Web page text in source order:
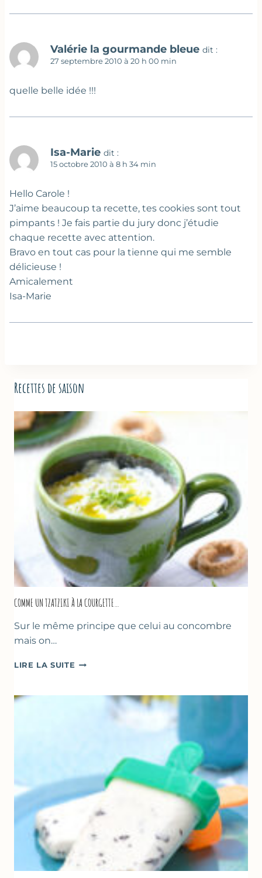
Valérie la gourmande bleue dit :
27 septembre 2010 à 20 h 00 min
quelle belle idée !!!
Isa-Marie dit :
15 octobre 2010 à 8 h 34 min
Hello Carole !
J’aime beaucoup ta recette, tes cookies sont tout
pimpants ! Je fais partie du jury donc j’étudie
chaque recette avec attention.
Bravo en tout cas pour la tienne qui me semble
délicieuse !
Amicalement
Isa-Marie
Recettes de saison
COMME UN TZATZIKI À LA COURGETTE…
Sur le même principe que celui au concombre
mais on…
LIRE LA SUITE COMME
À
COURGETTE…